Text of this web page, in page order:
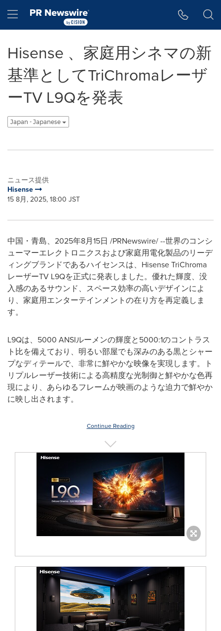
Hamburger menu
Hisense 、家庭用シネマの新
基準としてTriChromaレーザ
ーTV L9Qを発表
Japan - Japanese
ニュース提供
Hisense
15 8月, 2025, 18:00 JST
中国・青島、2025年8月15日 /PRNewswire/ --世界のコンシ
ューマーエレクトロニクスおよび家庭用電化製品のリーデ
ィングブランドであるハイセンスは、Hisense TriChroma
レーザーTV L9Qを正式に発表しました。優れた輝度、没
入感のあるサウンド、スペース効率の高いデザインによ
り、家庭用エンターテインメントの在り方を再定義しま
す。
L9Qは、5000 ANSIルーメンの輝度と5000:1のコントラス
ト比を備えており、明るい部屋でも深みのある黒とシャー
プなディテールで、非常に鮮やかな映像を実現します。ト
リプルレーザー技術による高精度な光制御と鮮やかな色再
現により、あらゆるフレームが映画のような迫力で鮮やか
に映し出されます。
Continue Reading